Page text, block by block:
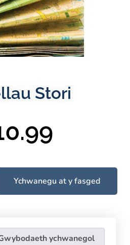
Stori
Ychwanegu at y fasged
ychwanegol